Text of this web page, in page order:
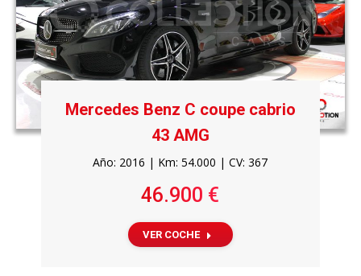
Mercedes Benz C coupe cabrio
43 AMG
Año: 2016 | Km: 54.000 | CV: 367
46.900 €
VER COCHE